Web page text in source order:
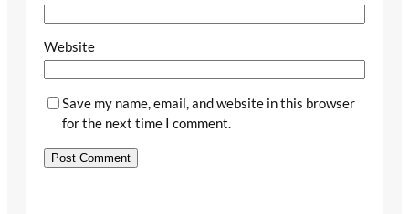
Website
Save my name, email, and website in this browser
for the next time I comment.